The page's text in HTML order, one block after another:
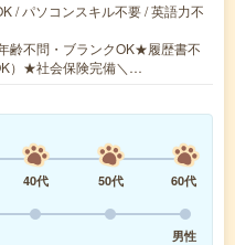
/ パソコンスキル不要 / 英語力不
齢不問・ブランクOK★履歴書不
）★社会保険完備＼…
40代 50代
60代
男性